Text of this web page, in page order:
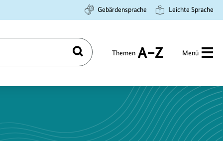
Gebärdensprache Leichte Sprache
Suchen Themen
A
Menü